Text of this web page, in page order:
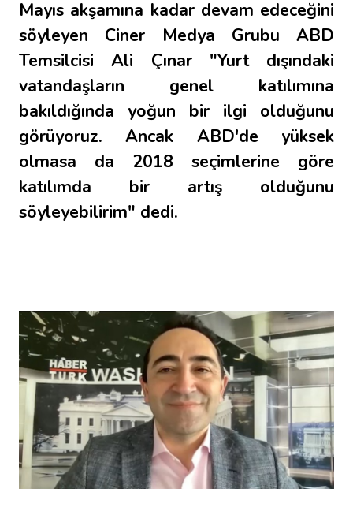
Mayıs akşamına kadar devam edeceğini
söyleyen Ciner Medya Grubu ABD
Temsilcisi Ali Çınar "Yurt dışındaki
vatandaşların genel katılımına
bakıldığında yoğun bir ilgi olduğunu
görüyoruz. Ancak ABD'de yüksek
olmasa da 2018 seçimlerine göre
katılımda bir artış olduğunu
söyleyebilirim" dedi.